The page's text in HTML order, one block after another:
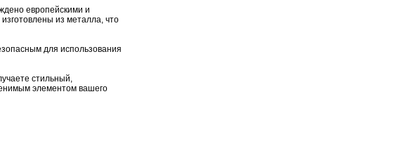
европейскими и
из металла, что
для использования
стильный,
элементом вашего